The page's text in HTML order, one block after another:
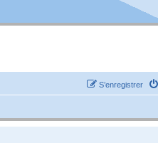
S’enregistrer